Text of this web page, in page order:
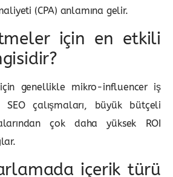
(CPA) anlamına gelir.
için en etkili
genellikle mikro-influencer iş
çalışmaları, büyük bütçeli
çok daha yüksek ROI
içerik türü